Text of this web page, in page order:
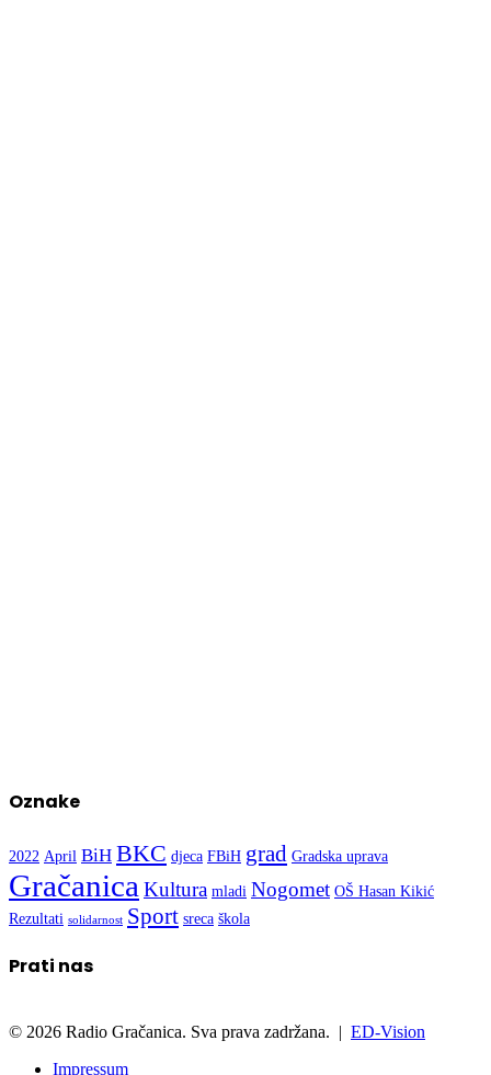
Oznake
2022 April BiH BKC djeca FBiH grad Gradska uprava
Gračanica Kultura mladi Nogomet OŠ Hasan Kikić
Rezultati solidarnost Sport sreca škola
Prati nas
© 2026 Radio Gračanica. Sva prava zadržana. | ED-Vision
Impressum